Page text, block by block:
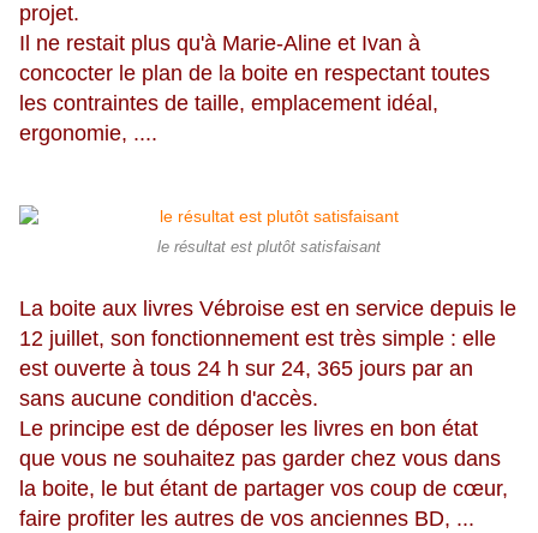
projet.
Il ne restait plus qu'à Marie-Aline et Ivan à
concocter le plan de la boite en respectant toutes
les contraintes de taille, emplacement idéal,
ergonomie, ....
le résultat est plutôt satisfaisant
La boite aux livres Vébroise est en service depuis le
12 juillet, son fonctionnement est très simple : elle
est ouverte à tous 24 h sur 24, 365 jours par an
sans aucune condition d'accès.
Le principe est de déposer les livres en bon état
que vous ne souhaitez pas garder chez vous dans
la boite, le but étant de partager vos coup de cœur,
faire profiter les autres de vos anciennes BD, ...